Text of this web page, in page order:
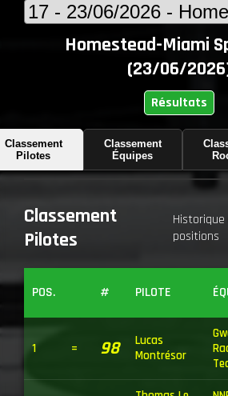
Homestead-Miami
(23/06/
Résultats
Classement
Pilotes
Classement
Équipes
Classement
Pilotes
Historique
positions
POS. # PILOTE
1 = 98
Lucas
Montrésor